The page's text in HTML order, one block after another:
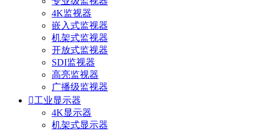
4K监视器
嵌入式监视器
机架式监视器
开放式监视器
SDI监视器
高亮监视器
广播级监视器
工业显示器
4K显示器
机架式显示器